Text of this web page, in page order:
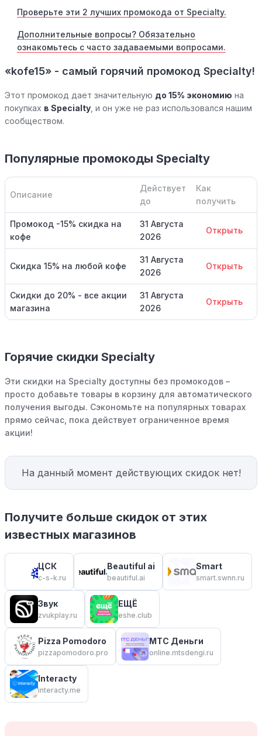
Проверьте эти 2 лучших промокода от Specialty.
Дополнительные вопросы? Обязательно
ознакомьтесь с часто задаваемыми вопросами.
«kofe15» - самый горячий промокод Specialty!
Этот промокод дает значительную до 15% экономию на
покупках в Specialty , и он уже не раз использовался нашим
сообществом.
Популярные промокоды Specialty
Описание
Действует
до
Как
получить
Промокод -15% скидка на
кофе
31 Августа
2026
Открыть
Скидка 15% на любой кофе
31 Августа
2026
Открыть
Скидки до 20% - все акции
магазина
31 Августа
2026
Открыть
Горячие скидки Specialty
Эти скидки на Specialty доступны без промокодов –
просто добавьте товары в корзину для автоматического
получения выгоды. Сэкономьте на популярных товарах
прямо сейчас, пока действует ограниченное время
акции!
На данный момент действующих скидок нет!
Получите больше скидок от этих
известных магазинов
ЦСК
c-s-k.ru
Beautiful ai
beautiful.ai
Smart
smart.swnn.ru
Звук
zvukplay.ru
ЕЩЁ
eshe.club
Pizza Pomodoro
pizzapomodoro.pro
МТС Деньги
online.mtsdengi.ru
Interacty
interacty.me